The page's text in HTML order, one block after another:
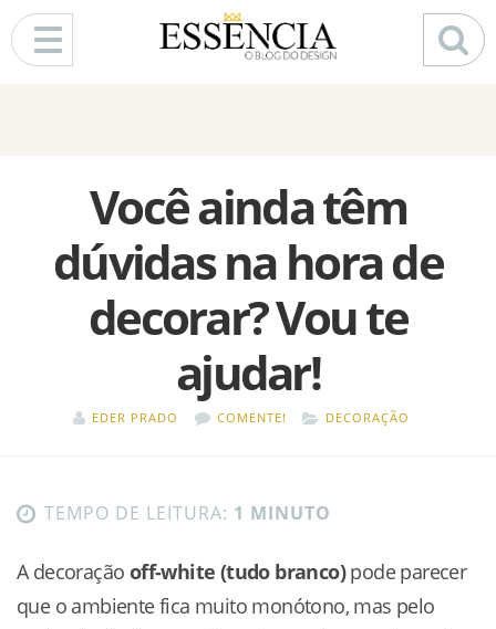
Você ainda têm
dúvidas na hora de
decorar? Vou te
ajudar!
EDER PRADO COMENTE! DECORAÇÃO
TEMPO DE LEITURA: 1 MINUTO
A decoração off-white (tudo branco)pode parecer
que o ambiente fica muito monótono, mas pelo